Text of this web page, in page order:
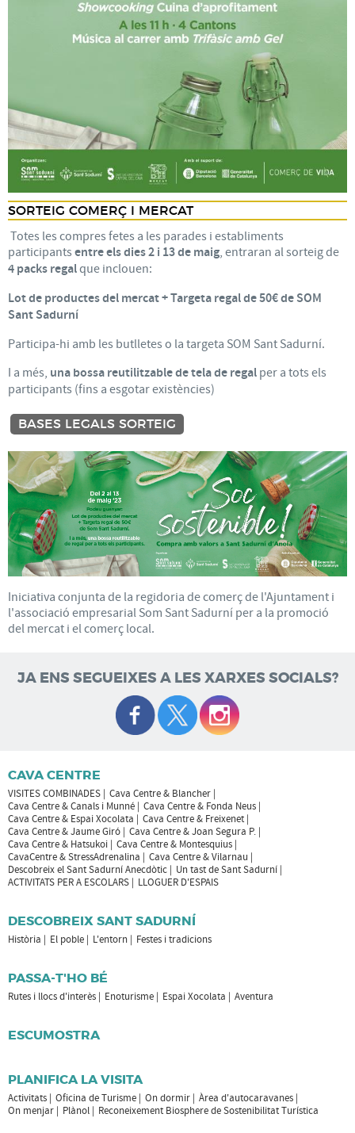
SORTEIG COMERÇ I MERCAT
Totes les compres fetes a les parades i establiments
participants entre els dies 2 i 13 de maig, entraran al sorteig de
4 packs regalque inclouen:
Lot de productes del mercat + Targeta regal de 50€ de SOM
Sant Sadurní
Participa-hi amb les butlletes o la targeta SOM Sant Sadurní.
I a més, una bossa reutilitzable de tela de regal per a tots els
participants (fins a esgotar existències)
BASES LEGALS SORTEIG
Iniciativa conjunta de la regidoria de comerç de l'Ajuntament i
l'associació empresarial Som Sant Sadurní per a la promoció
del mercat i el comerç local.
JA ENS SEGUEIXES A LES XARXES SOCIALS?
CAVA CENTRE
VISITES COMBINADES
Cava Centre & Blancher
Cava Centre & Canals i Munné
Cava Centre & Fonda Neus
Cava Centre & Espai Xocolata
Cava Centre & Freixenet
Cava Centre & Jaume Giró
Cava Centre & Joan Segura P.
Cava Centre & Hatsukoi
Cava Centre & Montesquius
CavaCentre & StressAdrenalina
Cava Centre & Vilarnau
Descobreix el Sant Sadurní Anecdòtic
Un tast de Sant Sadurní
ACTIVITATS PER A ESCOLARS
LLOGUER D'ESPAIS
DESCOBREIX SANT SADURNÍ
Història El poble L'entorn Festes i tradicions
PASSA-T'HO BÉ
Rutes i llocs d'interès Enoturisme Espai Xocolata Aventura
ESCUMOSTRA
PLANIFICA LA VISITA
Activitats Oficina de Turisme On dormir
Àrea d'autocaravanes
On menjar
Plànol Reconeixement Biosphere de Sostenibilitat Turística